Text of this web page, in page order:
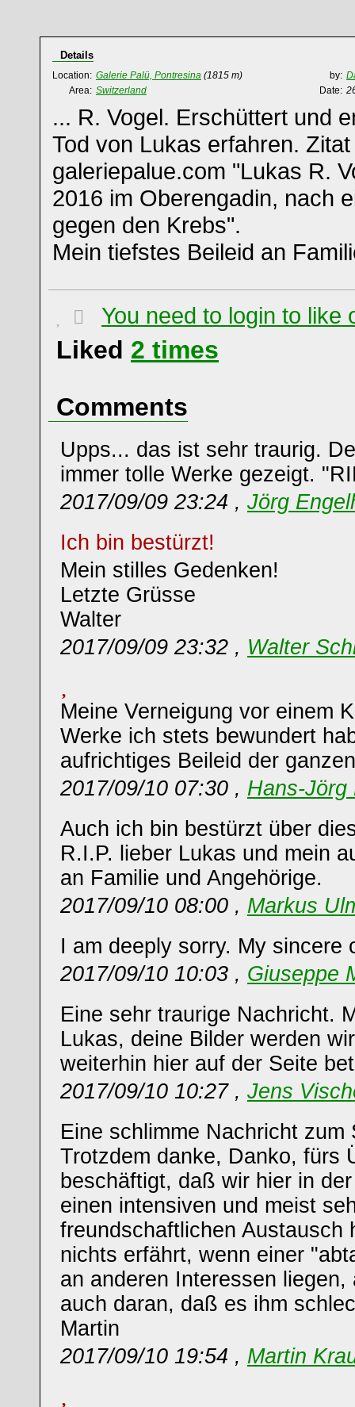
Details
Location: Galerie Palü, Pontresina (1815 m) by:
Area: Switzerland Date:
... R. Vogel. Erschüttert und
Tod von Lukas erfahren.
galeriepalue.com "Lukas R.
2016 im Oberengadin, nach
gegen den Krebs".
Mein tiefstes Beileid an
You need to login to like
Liked 2 times
Comments
Upps... das ist sehr traurig.
immer tolle Werke gezeigt.
2017/09/09 23:24 , Jörg
Ich bin bestürzt!
Mein stilles Gedenken!
Letzte Grüsse
Walter
2017/09/09 23:32 , Walter
Meine Verneigung vor einem
Werke ich stets bewundert
aufrichtiges Beileid der
2017/09/10 07:30 , Hans-Jörg
Auch ich bin bestürzt über
R.I.P. lieber Lukas und mein
an Familie und Angehörige.
2017/09/10 08:00 , Markus
I am deeply sorry. My sincere
2017/09/10 10:03 , Giuseppe
Eine sehr traurige Nachricht.
Lukas, deine Bilder werden
weiterhin hier auf der Seite
2017/09/10 10:27 , Jens
Eine schlimme Nachricht zum
Trotzdem danke, Danko, fürs
beschäftigt, daß wir hier in
einen intensiven und meist
freundschaftlichen Austausch
nichts erfährt, wenn einer
an anderen Interessen liegen,
auch daran, daß es ihm
Martin
2017/09/10 19:54 , Martin